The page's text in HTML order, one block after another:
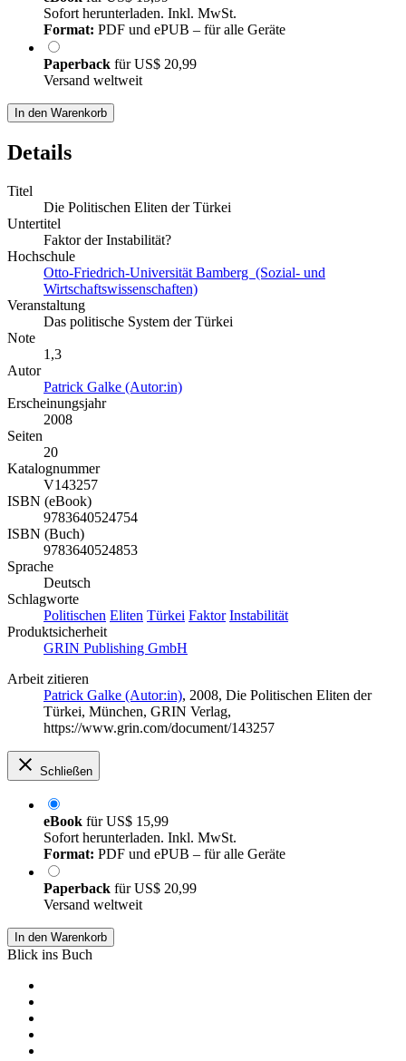
Sofort herunterladen. Inkl. MwSt.
Format: PDF und ePUB – für alle Geräte
Paperback fürUS$ 20,99
Versand weltweit
In den Warenkorb
Details
Titel
Die Politischen Eliten der Türkei
Untertitel
Faktor der Instabilität?
Hochschule
Otto-Friedrich-Universität Bamberg (Sozial- und
Wirtschaftswissenschaften)
Veranstaltung
Das politische System der Türkei
Note
1,3
Autor
Patrick Galke (Autor:in)
Erscheinungsjahr
2008
Seiten
20
Katalognummer
V143257
ISBN (eBook)
9783640524754
ISBN (Buch)
9783640524853
Sprache
Deutsch
Schlagworte
Politischen Eliten Türkei Faktor Instabilität
Produktsicherheit
GRIN Publishing GmbH
Arbeit zitieren
Patrick Galke (Autor:in), 2008, Die Politischen Eliten der
Türkei, München, GRIN Verlag,
https://www.grin.com/document/143257
Schließen
eBook fürUS$ 15,99
Sofort herunterladen. Inkl. MwSt.
Format: PDF und ePUB – für alle Geräte
Paperback fürUS$ 20,99
Versand weltweit
In den Warenkorb
Blick ins Buch